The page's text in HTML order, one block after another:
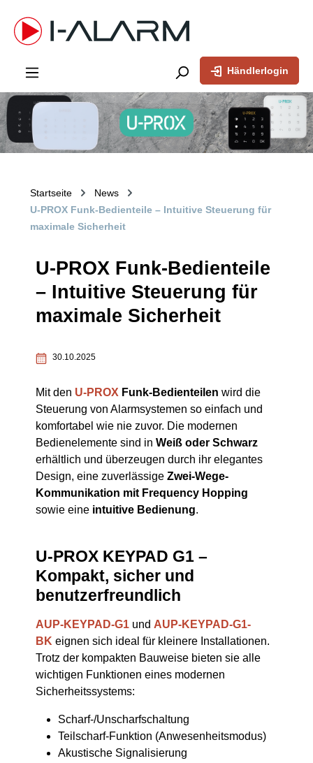
springen
Händlerlogin
Startseite
News
U-PROX Funk-Bedienteile – Intuitive Steuerung für
maximale Sicherheit
U-PROX Funk-Bedienteile
– Intuitive Steuerung für
maximale Sicherheit
30.10.2025
Mit den U-PROX Funk-Bedienteilen wird die
Steuerung von Alarmsystemen so einfach und
komfortabel wie nie zuvor. Die modernen
Bedienelemente sind in Weiß oder Schwarz
erhältlich und überzeugen durch ihr elegantes
Design, eine zuverlässige Zwei-Wege-
Kommunikation mit Frequency Hopping
sowie eine intuitive Bedienung.
U-PROX KEYPAD G1 –
Kompakt, sicher und
benutzerfreundlich
AUP-KEYPAD-G1 und AUP-KEYPAD-G1-
BK eignen sich ideal für kleinere Installationen.
Trotz der kompakten Bauweise bieten sie alle
wichtigen Funktionen eines modernen
Sicherheitssystems:
Scharf-/Unscharfschaltung
Teilscharf-Funktion (Anwesenheitsmodus)
Akustische Signalisierung